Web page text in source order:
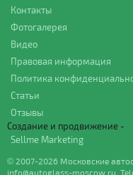
Контакты
Фотогалерея
Видео
Правовая информация
Политика
Статьи
Отзывы
Создание и продвижение -
Sellme Marketing
© 2007-2026 Московские
info@autoglass-moscow.ru